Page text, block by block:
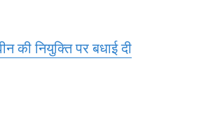
की नियुक्ति पर बधाई दी